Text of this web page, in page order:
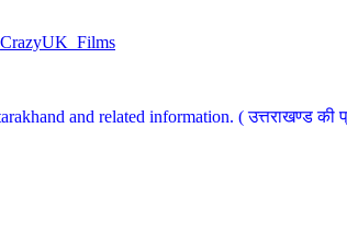
CrazyUK_Films
and related information. ( उत्तराखण्ड की